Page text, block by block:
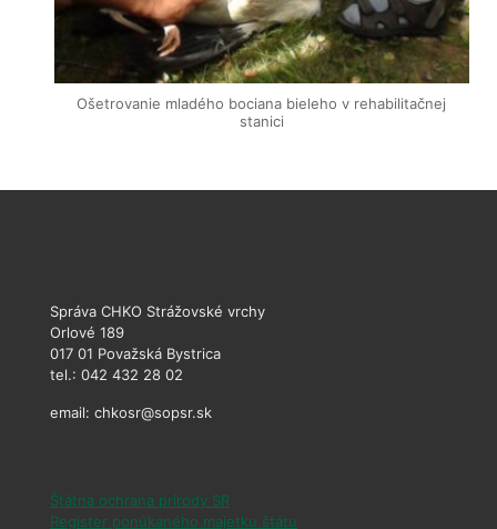
Ošetrovanie mladého bociana bieleho v rehabilitačnej
stanici
Správa CHKO Strážovské vrchy
Orlové 189
017 01 Považská Bystrica
tel.: 042 432 28 02
email: chkosr@sopsr.sk
Štátna ochrana prírody SR
Register ponúkaného majetku štátu